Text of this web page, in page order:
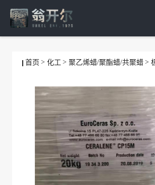
首页 化工 聚乙烯蜡/聚酯蜡/共聚蜡